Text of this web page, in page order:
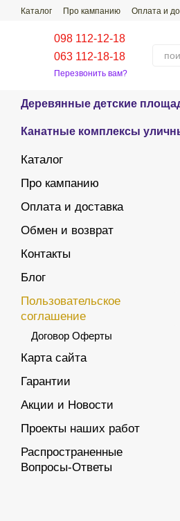
Перейти к основному контенту
Каталог Про кампанию Оплата и
098 112-12-18
063 112-18-18
Перезвонить вам?
Деревянные детские
Канатные комплексы
Каталог
Про кампанию
Оплата и доставка
Обмен и возврат
Контакты
Блог
Пользовательское
соглашение
Договор Оферты
Карта сайта
Гарантии
Акции и Новости
Проекты наших работ
Распространенные
Вопросы-Ответы